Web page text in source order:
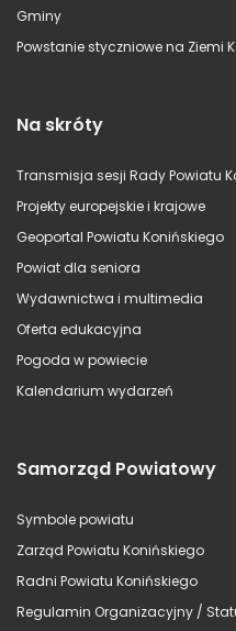
Gminy
Powstanie styczniowe na Ziemi
Na skróty
Transmisja sesji Rady Powiatu
Projekty europejskie i krajowe
Geoportal Powiatu Konińskiego
Powiat dla seniora
Wydawnictwa i multimedia
Oferta edukacyjna
Pogoda w powiecie
Kalendarium wydarzeń
Samorząd Powiatowy
Symbole powiatu
Zarząd Powiatu Konińskiego
Radni Powiatu Konińskiego
Regulamin Organizacyjny /